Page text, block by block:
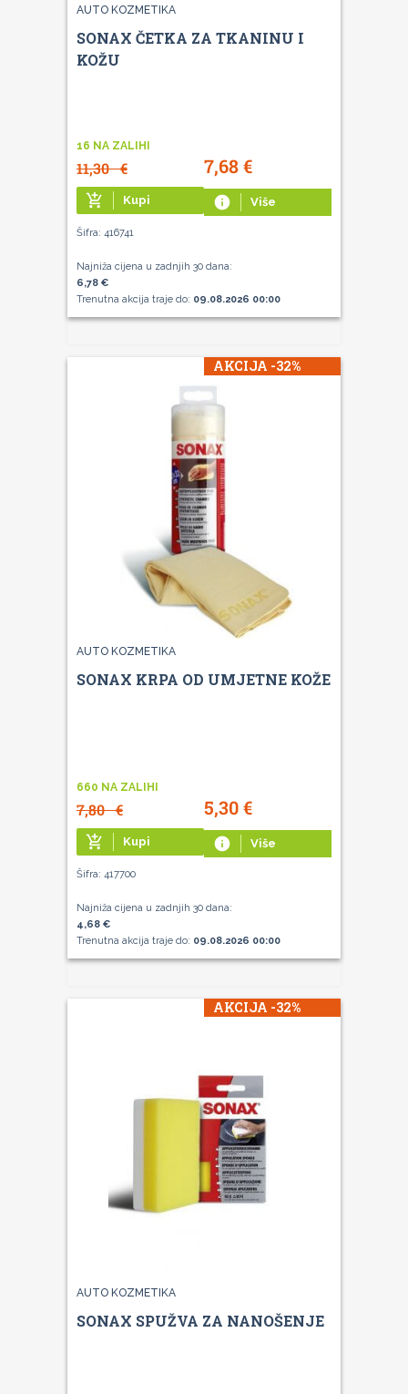
AUTO KOZMETIKA
SONAX ČETKA ZA TKANINU I
KOŽU
16 NA ZALIHI
11,30€ 7,68€
add_shopping_cart Kupi info Više
Šifra: 416741
Najniža cijena u zadnjih 30 dana:
6,78 €
Trenutna akcija traje do: 09.08.2026 00:00
AKCIJA -32%
AUTO KOZMETIKA
SONAX KRPA OD UMJETNE KOŽE
660 NA ZALIHI
7,80€ 5,30€
add_shopping_cart Kupi info Više
Šifra: 417700
Najniža cijena u zadnjih 30 dana:
4,68 €
Trenutna akcija traje do: 09.08.2026 00:00
AKCIJA -32%
AUTO KOZMETIKA
SONAX SPUŽVA ZA NANOŠENJE